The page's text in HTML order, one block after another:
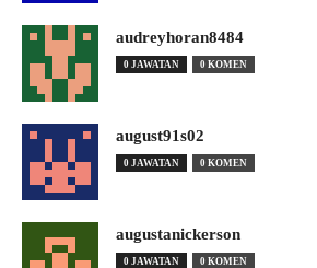
audreyhoran8484
0 JAWATAN 0 KOMEN
august91s02
0 JAWATAN 0 KOMEN
augustanickerson
0 JAWATAN 0 KOMEN